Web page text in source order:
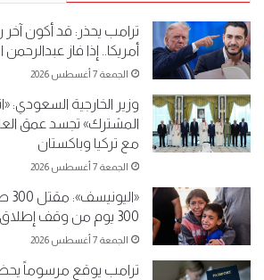
ترامب يحذر: قد أكون
أمريكا.. إذا فاز عبدالرحمن
الجمعة 7 أغسطس 2026
وزير الخارجية السعودي:
المشترك» تجسد عمق
مع تركيا وباكستان
الجمعة 7 أغسطس 2026
300 يوم من وقف إطلاق النار
الجمعة 7 أغسطس 2026
ترامب يوقع مرسوماً